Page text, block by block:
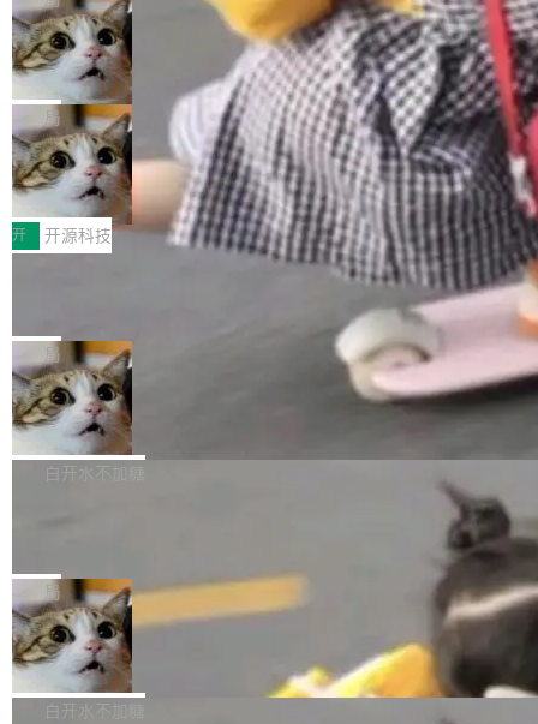
现实 过去两年，CIO们的焦虑清单上多了两项：
一是如何让大模型和智能体应用安全地从PoC走
向生产，二是如何让测试团队跟得上AI应用...
设置，如果用布尔值 + 可空字段来表示——bool
ean 表示是否可切换，nullable 的默认模式、浅
色方案、深色方案——会产生大量无意义的组
合。方案缺了、配置冲突了、全 null 了。要知道
哪些组合有效，作者说，你得靠"文档、校验、或
者部落知识"。 换个写法。Rust 的 enum，两个
变体：Switchable...
个"AI 知识库 + 聊天机器人"——每个大厂都在
做，没什么新鲜的。 但 Kenton Varda 在 Twitte
r 上把事情说清楚了： 今天我们发布了 Cloudfla
re OS，一个带连接器的聊天机器人，跟其他所
有科技公司做的一样。只不过，实际上它不一
样。这是 Sandstorm.io 的重制版，我十年前的
那个创业公司。不同的是，这次它构建在 Cloudf
lare Workers 上——我花了九年时间搭建的平台
——并且深度集成了 AI。这基本上是我十年秘密
Deno 团队开源 Celld，可自托管的分
布式 Durable Objects
Ryan Dahl 领导的 Deno 团队推出了最新开源项
目 Celld，一个能在自己机器上运行 Cloudflare
Workers 和 Durable Objects 的守护进程。 设
计思路很直接：每个对象是一个独立的 SQLite
数据库，按名称寻址，复制到你自己的 S3 兼容
存储库里。节点之间只通过这个存储库协调——
没有控制平面，没有共识协议。每个对象自带一
个小型数据库，应用天然按分片构建，单个数据
库的竞争和爆炸半径问题在设计层面就被消除
了。 闲置的 cell 会休眠到几乎不占资源。当 cel
l 迁移或唤醒时，新宿主从 S3 恢复 SQLite 数据
库继续执行。存储库是持久化的唯一真相...
局
鲁大师7月新机性能/流畅/AI榜：vivo夺
性能、流畅双第一，三星Galaxy Z系列
新折叠缺席
2026年7月的手机市场，由于存储等硬件成本暴
增，手机厂商的日子也不好过啊，新机速度明显
放缓，因此硝烟味淡了许多。新机参数规格除开
高价的三星折叠（三星Galaxy Z Fold8 Ultra / Z
Fold8 / Z Flip8）外，其余要么是中低端机器，
例如iQOO Z11i、REDMI Note 17、REDMI No
te 17 Pro、OPPO K15，要么是vivo X300 E这
样的次旗舰。 Galaxy Z Fold8 Ultra / Z Fold8 /
Z Flip8三款折叠屏新机均在7月22日发布，且全
部搭载骁龙8 Elite Gen5 for Galaxy，它们本该
开 开源科技
Zed 编辑器团队发布了新项目——DeltaDB，一
个在 git commit 之间记录每一次编辑操作的版
本控制系统。目前处于 Early Access 阶段。 De
ltaDB 的核心思路直接写在 landing page 最显
眼的位置：「Software is made between com
mits」——软件是在 commit 之间写出来的。git
是把这段空隙补上。 回退到任何一次编辑：Delt
aDB 捕获 commit 之间的每一次操作，...
局
SpaceXAI 单季资本开支达 183 亿美元
根据风险投资人Tomer Tunguz 博客（VC 分
析）披露的最新分析与第二季度业绩报告，Spac
微软同期总资本开支的四成。 与亚马逊、Alpha
bet、微软以及 Meta 等传统科技巨头相比，Spa
ceXAI的资金消耗速度尤为引人瞩目。然而，支
撑庞大支出的资金来源却呈现出截然不同的面
貌。数据显示，微软和 Meta 主要依托充沛的经
白开水不加糖
一个在终端里运行的编程 agent；Muse Spark
1.2，驱动这个 agent 的新模型。一句话概括：
你可以用 curl -fsSL https://dev.meta.ai/install.
sh | bash 安装一个能在大项目里自动规划、写
代码、验证结果的 AI 终端工具。 据介绍，Muse
局
美团开源 LoHoSearch，用知识图谱校
准 AI 能力认知
机器出题的前提，是让机器拥有全局视野。整个
构建流程可以分为四个环节：建图 → 控制难度
白开水不加糖